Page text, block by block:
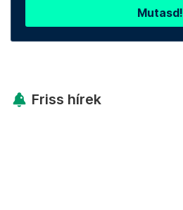
Mutasd!
Friss hírek